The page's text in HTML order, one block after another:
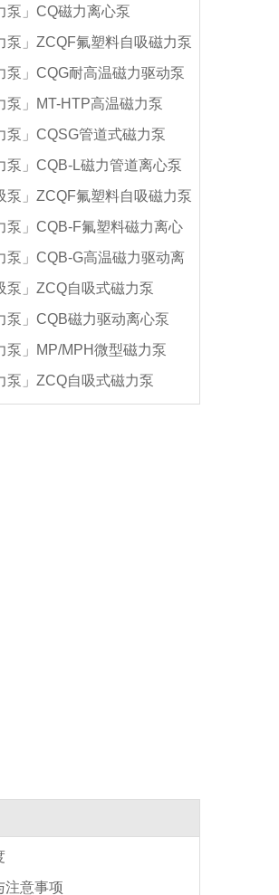
泵」CQ磁力离心泵
泵」ZCQF氟塑料自吸磁力泵
泵」CQG耐高温磁力驱动泵
泵」MT-HTP高温磁力泵
泵」CQSG管道式磁力泵
泵」CQB-L磁力管道离心泵
泵」ZCQF氟塑料自吸磁力泵
泵」CQB-F氟塑料磁力离心
泵」CQB-G高温磁力驱动离
泵」ZCQ自吸式磁力泵
泵」CQB磁力驱动离心泵
泵」MP/MPH微型磁力泵
泵」ZCQ自吸式磁力泵
注意事项